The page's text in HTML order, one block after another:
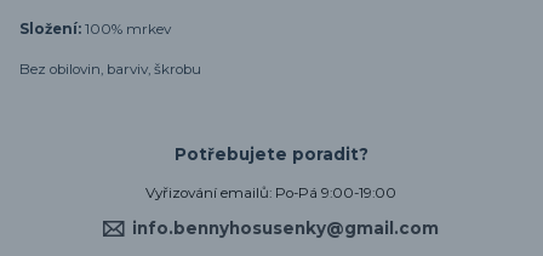
Složení: 100% mrkev
Bez obilovin, barviv, škrobu
Potřebujete poradit?
Vyřizování emailů: Po-Pá 9:00-19:00
info.bennyhosusenky@gmail.com